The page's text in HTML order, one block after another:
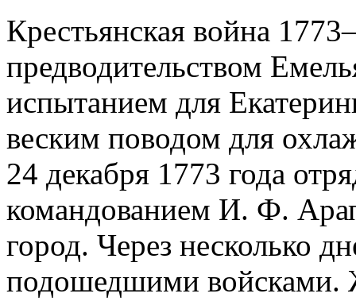
Крестьянская война
предводительством
испытанием для
веским поводом для
24 декабря 1773 года
командованием И. Ф.
город. Через несколько
подошедшими войсками.